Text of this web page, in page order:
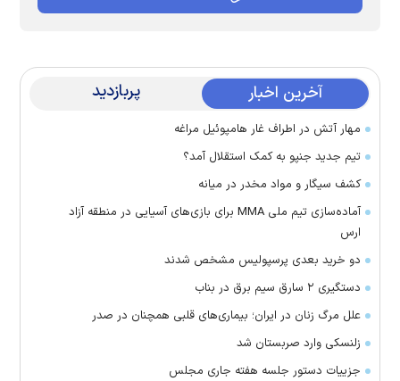
آخرین اخبار پربازدید
مهار آتش در اطراف غار هامپوئیل مراغه
تیم جدید جنپو به کمک استقلال آمد؟
کشف سیگار و مواد مخدر در میانه
آماده‌سازی تیم ملی MMA برای بازی‌های آسیایی در منطقه آزاد
ارس
دو خرید بعدی پرسپولیس مشخص شدند
دستگیری ۲ سارق سیم برق در بناب
علل مرگ زنان در ایران؛ بیماری‌های قلبی همچنان در صدر
زلنسکی وارد صربستان شد
جزییات دستور جلسه هفته جاری مجلس